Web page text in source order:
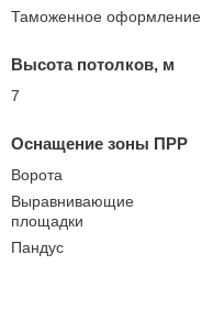
Таможенное оформление
Высота потолков, м
7
Оснащение зоны ПРР
Ворота
Выравнивающие
площадки
Пандус